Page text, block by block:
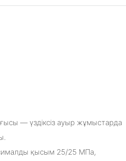
— үздіксіз ауыр жұмыстарда
қысым 25/25 МПа,